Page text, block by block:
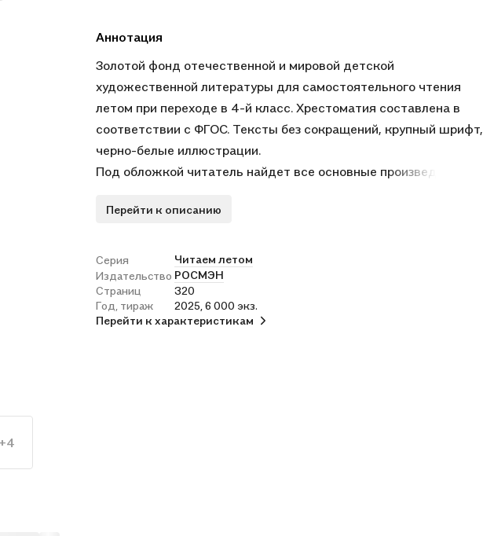
+4
Аннотация
Золотой фонд отечественной и мировой детской
художественной литературы для самостоятельного чтения
летом при переходе в 4-й класс. Хрестоматия составлена в
соответствии с ФГОС. Тексты без сокращений, крупный шрифт,
черно-белые иллюстрации.
Под обложкой читатель найдет все основные произведения из
лето – произведения устного народного творчества, рассказы
Произведения отечественного и зарубежного фольклора
представлены в обработке профессиональных литераторов,
тексты волшебных историй великих сказочников печатаются в
классических переводах.
Перейти к описанию
Серия
Читаем летом
Издательство РОСМЭН
Страниц
320
Год, тираж
2025, 6 000 экз.
Перейти к характеристикам